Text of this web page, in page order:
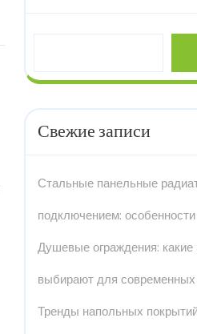
Свежие записи
Стальные панельные
подключением:
Душевые ограждения:
выбирают для
Тренды напольных